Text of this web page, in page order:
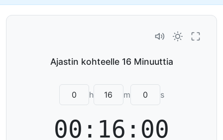
h m s
00:16:00